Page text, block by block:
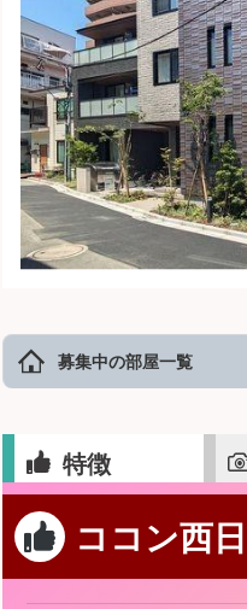
募集中の部屋一覧
特徴
ココン西